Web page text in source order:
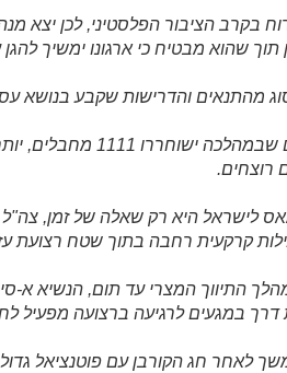
בקרב הציבור הפלסטיני, לכן יצא
שהוא מבטיח כי ארגונו ימשיך להגן
מהתנאים והדרישות שקבע בנושא
רוצחים.
לישראל היא רק שאלה של זמן,
קרקעית רחבה בתוך שטח רצועת
התיווך המצרי עד תום, הנשיא א-
דרך במגעים לרגיעה ברצועה
לאחר חג הקורבן עם פוטנציאל